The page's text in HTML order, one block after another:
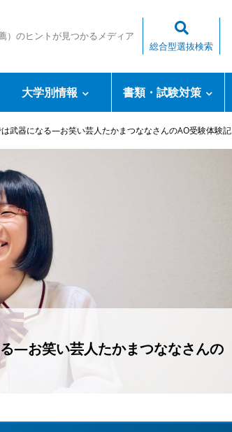
）のヒントが見つかるメディア
総合型選抜検索
大学別情報 書類・試験対策
は武器になる―お笑い芸人たかまつななさんのAO受験体験記
―お笑い芸人たかまつななさんの